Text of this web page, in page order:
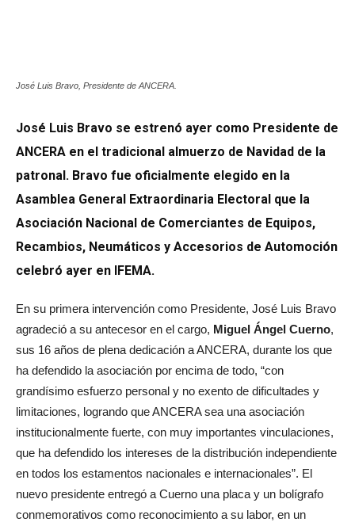
José Luis Bravo, Presidente de ANCERA.
José Luis Bravo se estrenó ayer como Presidente de
ANCERA en el tradicional almuerzo de Navidad de la
patronal. Bravo fue oficialmente elegido en la
Asamblea General Extraordinaria Electoral que la
Asociación Nacional de Comerciantes de Equipos,
Recambios, Neumáticos y Accesorios de Automoción
celebró ayer en IFEMA.
En su primera intervención como Presidente, José Luis Bravo
agradeció a su antecesor en el cargo, Miguel Ángel Cuerno,
sus 16 años de plena dedicación a ANCERA, durante los que
ha defendido la asociación por encima de todo, “con
grandísimo esfuerzo personal y no exento de dificultades y
limitaciones, logrando que ANCERA sea una asociación
institucionalmente fuerte, con muy importantes vinculaciones,
que ha defendido los intereses de la distribución independiente
en todos los estamentos nacionales e internacionales”. El
nuevo presidente entregó a Cuerno una placa y un bolígrafo
conmemorativos como reconocimiento a su labor, en un